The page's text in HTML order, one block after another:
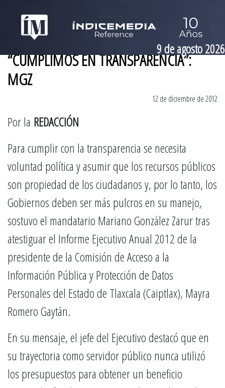
9 de agosto 2026
“CUMPLIMOS EN TRANSPARENCIA”:
MGZ
12 de diciembre de 2012
Por la REDACCIÓN
Para cumplir con la transparencia se necesita
voluntad política y asumir que los recursos públicos
son propiedad de los ciudadanos y, por lo tanto, los
Gobiernos deben ser más pulcros en su manejo,
sostuvo el mandatario Mariano González Zarur tras
atestiguar el Informe Ejecutivo Anual 2012 de la
presidente de la Comisión de Acceso a la
Información Pública y Protección de Datos
Personales del Estado de Tlaxcala (Caiptlax), Mayra
Romero Gaytán.
En su mensaje, el jefe del Ejecutivo destacó que en
su trayectoria como servidor público nunca utilizó
los presupuestos para obtener un beneficio